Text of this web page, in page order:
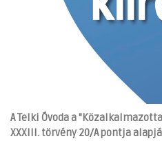
A Telki Óvoda a
XXXIII. törvény 20/A pontja